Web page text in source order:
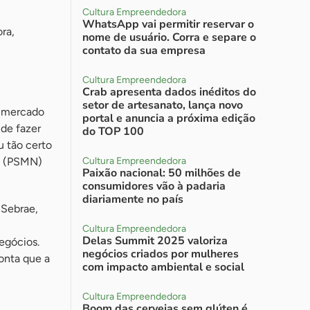
fazer
tão certo
que a
Cultura Empreendedora
WhatsApp vai permitir reservar o
nome de usuário. Corra e separe o
contato da sua empresa
Cultura Empreendedora
Crab apresenta dados inéditos do
setor de artesanato, lança novo
portal e anuncia a próxima edição
do TOP 100
Cultura Empreendedora
Paixão nacional: 50 milhões de
consumidores vão à padaria
diariamente no país
Cultura Empreendedora
Delas Summit 2025 valoriza
negócios criados por mulheres
com impacto ambiental e social
Cultura Empreendedora